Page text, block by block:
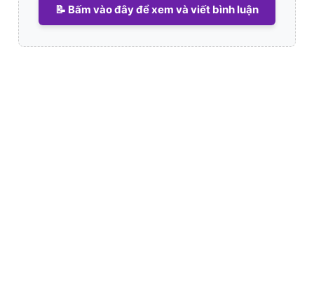
📝 Bấm vào đây để xem và viết bình luận